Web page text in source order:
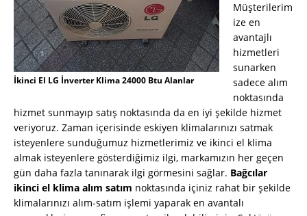
İkinci El LG İnverter Klima 24000 Btu Alanlar
Müşterilerim
ize en
avantajlı
hizmetleri
sunarken
sadece alım
noktasında
hizmet sunmayıp satış noktasında da en iyi şekilde hizmet
veriyoruz. Zaman içerisinde eskiyen klimalarınızı satmak
isteyenlere sunduğumuz hizmetlerimiz ve ikinci el klima
almak isteyenlere gösterdiğimiz ilgi, markamızın her geçen
gün daha fazla tanınarak ilgi görmesini sağlar. Bağcılar
ikinci el klima alım satım noktasında içiniz rahat bir şekilde
klimalarınızı alım-satım işlemi yaparak en avantalı